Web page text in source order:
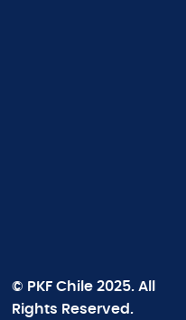
© PKF Chile 2025. All
Rights Reserved.